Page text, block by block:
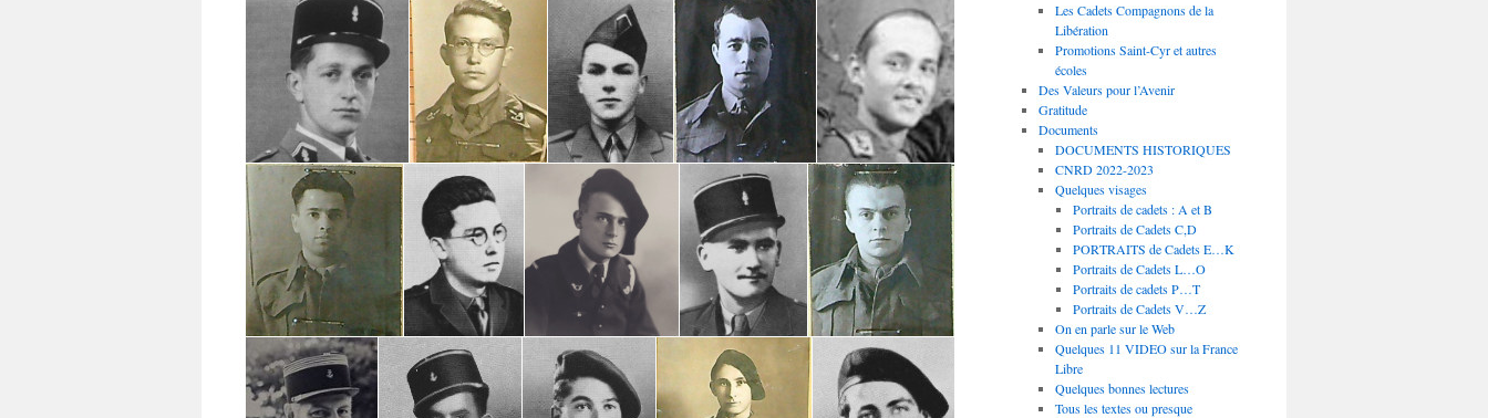
Les Cadets Compagnons de la
Libération
Promotions Saint-Cyr et autres
écoles
Des Valeurs pour l’Avenir
Gratitude
Documents
DOCUMENTS HISTORIQUES
CNRD 2022-2023
Quelques visages
Portraits de cadets : A et B
Portraits de Cadets C,D
PORTRAITS de Cadets E…K
Portraits de Cadets L…O
Portraits de cadets P…T
Portraits de Cadets V…Z
On en parle sur le Web
Quelques 11 VIDEO sur la France
Libre
Quelques bonnes lectures
Tous les textes ou presque